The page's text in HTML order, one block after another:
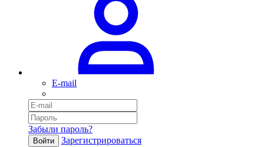
E-mail
Забыли пароль?
Войти Зарегистрироваться